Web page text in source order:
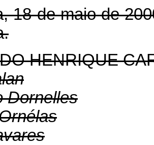
18 de maio de
HENRIQUE
Dornelles